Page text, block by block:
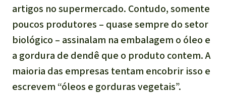
artigos no supermercado. Contudo, somente
poucos produtores – quase sempre do setor
biológico – assinalam na embalagem o óleo e
a gordura de dendê que o produto contem. A
maioria das empresas tentam encobrir isso e
escrevem “óleos e gorduras vegetais”.